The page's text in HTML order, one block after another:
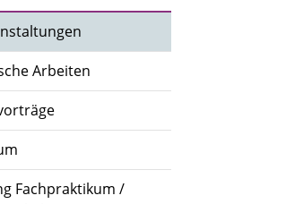
Arbeiten
Fachpraktikum /